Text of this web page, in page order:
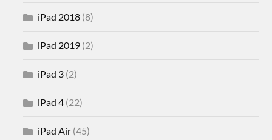
iPad 2018 (8)
iPad 2019 (2)
iPad 3 (2)
iPad 4 (22)
iPad Air (45)